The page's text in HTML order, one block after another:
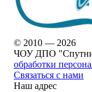
© 2010 — 2026
ЧОУ ДПО
обработки
Связаться с нами
Наш адрес